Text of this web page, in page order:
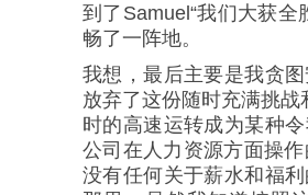
到了Samuel“我们大获
畅了一阵地。
我想，最后主要是我贪
放弃了这份随时充满挑
时的高速运转成为某种
公司在人力资源方面操
没有任何关于薪水和福